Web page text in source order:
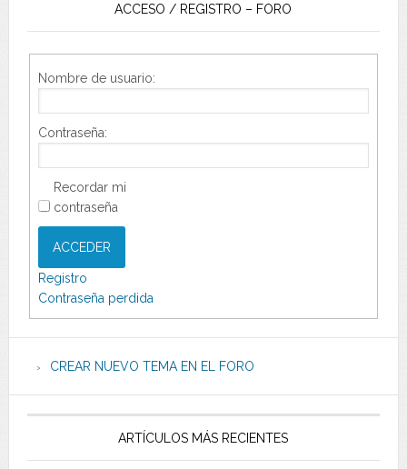
ACCESO / REGISTRO – FORO
Nombre de usuario:
Contraseña:
Recordar mi
contraseña
ACCEDER
Registro
Contraseña perdida
CREAR NUEVO TEMA EN EL FORO
ARTÍCULOS MÁS RECIENTES